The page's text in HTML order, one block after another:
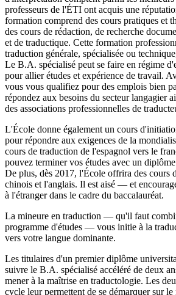
professeurs de l'ÉTI ont acquis une
formation comprend des cours pratiques et
des cours de rédaction, de recherche
et de traductique. Cette formation
traduction générale, spécialisée ou
Le B.A. spécialisé peut se faire en régime
pour allier études et expérience de travail.
vous vous qualifiez pour des emplois bien
répondez aux besoins du secteur langagier
des associations professionnelles de
L'École donne également un cours
pour répondre aux exigences de la
cours de traduction de l'espagnol vers le
pouvez terminer vos études avec un
De plus, dès 2017, l'École offrira des cours
chinois et l'anglais. Il est aisé — et
à l'étranger dans le cadre du baccalauréat.
La mineure en traduction — qu'il faut
programme d'études — vous initie à la
vers votre langue dominante.
Les titulaires d'un premier diplôme
suivre le B.A. spécialisé accéléré de deux
mener à la maîtrise en traductologie. Les
cycle leur permettent de se démarquer sur